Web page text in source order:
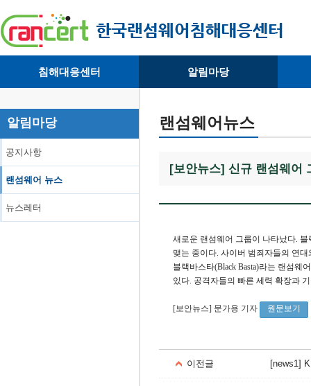
침해대응센터
· 침해피해신고
· 개인정보취급방침
알림마당
· 뉴스레터
알림마당
공지사항
랜섬웨어 뉴스
뉴스레터
랜섬웨어뉴스
[보안뉴스] 신규 랜섬웨어
새로운 랜섬웨어 그룹이 나타났다.
맺는 중이다. 사이버 범죄자들의 연
블랙바스타(Black Basta)라는 랜섬
있다. 공격자들의 빠른 세력 확장과
[보안뉴스] 문가용 기자 원문보기
이전글 [news1]